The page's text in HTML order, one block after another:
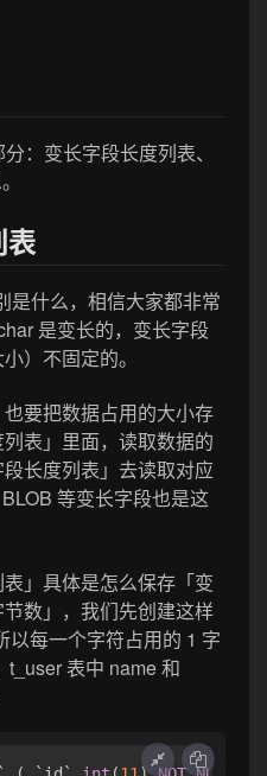
：变长字段长度列表、
是什么，相信大家都非常
是变长的，变长字段
）不固定的。
要把数据占用的大小存
表」里面，读取数据的
长度列表」去读取对应
等变长字段也是这
」具体是怎么保存「变
数」，我们先创建这样
每一个字符占用的 1 字
表中 name 和